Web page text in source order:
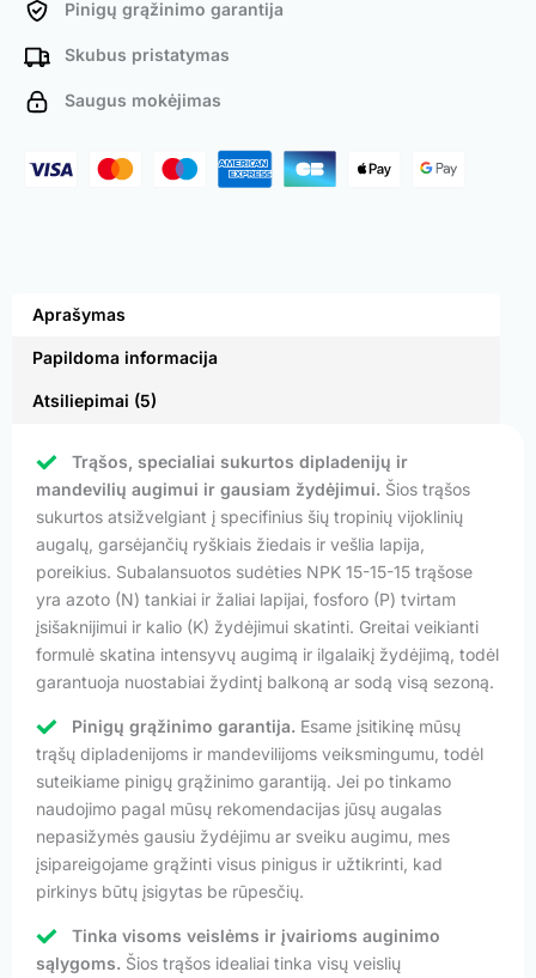
Pinigų grąžinimo garantija
Skubus pristatymas
Saugus mokėjimas
Aprašymas
Papildoma informacija
Atsiliepimai (5)
Trąšos, specialiai sukurtos dipladenijų ir
mandevilių augimui ir gausiam žydėjimui. Šios trąšos
sukurtos atsižvelgiant į specifinius šių tropinių vijoklinių
augalų, garsėjančių ryškiais žiedais ir vešlia lapija,
poreikius. Subalansuotos sudėties NPK 15-15-15 trąšose
yra azoto (N) tankiai ir žaliai lapijai, fosforo (P) tvirtam
įsišaknijimui ir kalio (K) žydėjimui skatinti. Greitai veikianti
formulė skatina intensyvų augimą ir ilgalaikį žydėjimą, todėl
garantuoja nuostabiai žydintį balkoną ar sodą visą sezoną.
Pinigų grąžinimo garantija. Esame įsitikinę mūsų
trąšų dipladenijoms ir mandevilijoms veiksmingumu, todėl
suteikiame pinigų grąžinimo garantiją. Jei po tinkamo
naudojimo pagal mūsų rekomendacijas jūsų augalas
nepasižymės gausiu žydėjimu ar sveiku augimu, mes
įsipareigojame grąžinti visus pinigus ir užtikrinti, kad
pirkinys būtų įsigytas be rūpesčių.
Tinka visoms veislėms ir įvairioms auginimo
sąlygoms. Šios trąšos idealiai tinka visų veislių